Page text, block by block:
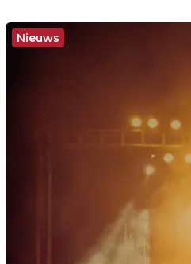
Nieuws